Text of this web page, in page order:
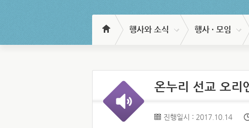
행사와 소식 행사 · 모임
온누리 선교 오리
진행일시 : 2017.10.14